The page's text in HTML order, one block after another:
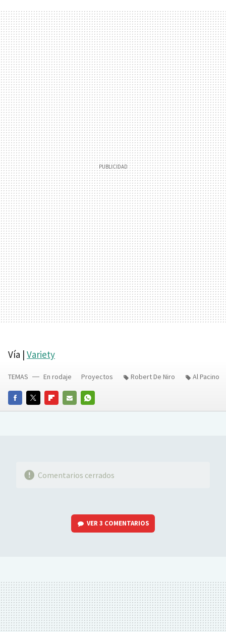
Vía | Variety
FACEBOOKTWITTERFLIPBOARD
E-
WHATSAPP
TEMAS En rodaje Proyectos Robert De Niro Al Pacino
Comentarios cerrados
VER3 COMENTARIOS